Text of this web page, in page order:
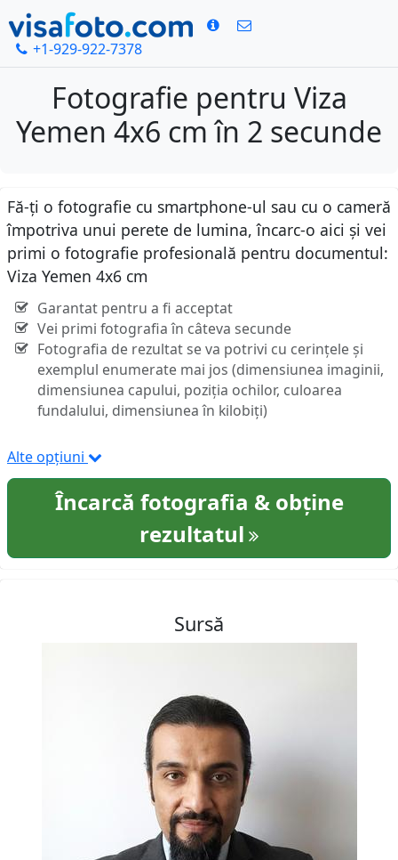
+1-929-922-7378
Fotografie pentru Viza
Yemen 4x6 cm în 2 secunde
Fă-ți o fotografie cu smartphone-ul sau cu o cameră
împotriva unui perete de lumina, încarc-o aici și vei
primi o fotografie profesională pentru documentul:
Viza Yemen 4x6 cm
Garantat pentru a fi acceptat
Vei primi fotografia în câteva secunde
Fotografia de rezultat se va potrivi cu cerințele și
exemplul enumerate mai jos (dimensiunea imaginii,
dimensiunea capului, poziția ochilor, culoarea
fundalului, dimensiunea în kilobiți)
Alte opțiuni
Încarcă fotografia & obține
rezultatul
Sursă